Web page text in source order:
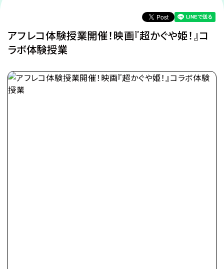
アフレコ体験授業開催！映画『超かぐや姫！』コ
ラボ体験授業